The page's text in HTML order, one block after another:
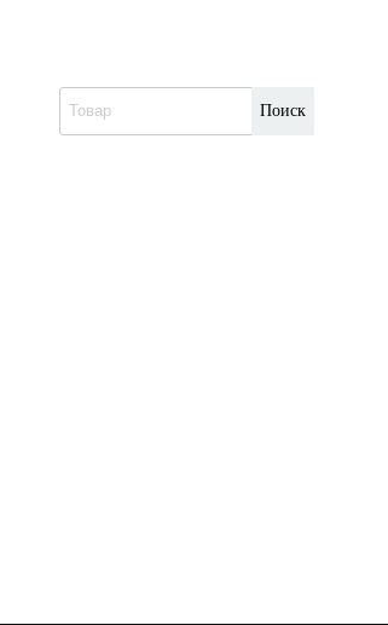
Поиск